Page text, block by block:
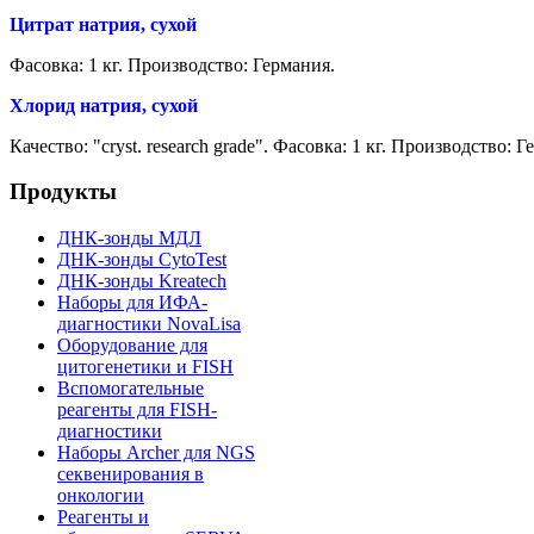
Цитрат натрия, сухой
Фасовка: 1 кг. Производство: Германия.
Хлорид натрия, сухой
Качество: "cryst. research grade". Фасовка: 1 кг. Производство:
Продукты
ДНК-зонды МДЛ
ДНК-зонды CytoTest
ДНК-зонды Kreatech
Наборы для ИФА-
диагностики NovaLisa
Оборудование для
цитогенетики и FISH
Вспомогательные
реагенты для FISH-
диагностики
Наборы Archer для NGS
секвенирования в
онкологии
Реагенты и